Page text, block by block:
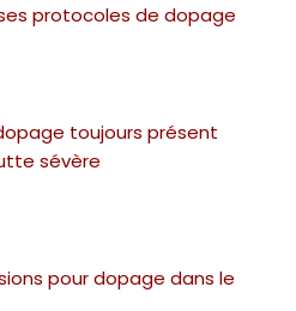
protocoles de dopage
toujours présent
sévère
pour dopage dans le